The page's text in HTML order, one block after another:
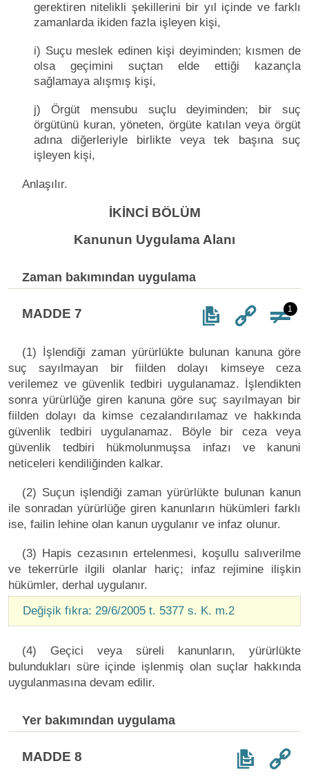
gerektiren nitelikli şekillerini bir yıl içinde ve farklı
zamanlarda ikiden fazla işleyen kişi,
i) Suçu meslek edinen kişi deyiminden; kısmen de
olsa geçimini suçtan elde ettiği kazançla
sağlamaya alışmış kişi,
j) Örgüt mensubu suçlu deyiminden; bir suç
örgütünü kuran, yöneten, örgüte katılan veya örgüt
adına diğerleriyle birlikte veya tek başına suç
işleyen kişi,
Anlaşılır.
İKİNCİ BÖLÜM
Kanunun Uygulama Alanı
Zaman bakımından uygulama
MADDE 7 1
(1) İşlendiği zaman yürürlükte bulunan kanuna göre
suç sayılmayan bir fiilden dolayı kimseye ceza
verilemez ve güvenlik tedbiri uygulanamaz. İşlendikten
sonra yürürlüğe giren kanuna göre suç sayılmayan bir
fiilden dolayı da kimse cezalandırılamaz ve hakkında
güvenlik tedbiri uygulanamaz. Böyle bir ceza veya
güvenlik tedbiri hükmolunmuşsa infazı ve kanuni
neticeleri kendiliğinden kalkar.
(2) Suçun işlendiği zaman yürürlükte bulunan kanun
ile sonradan yürürlüğe giren kanunların hükümleri farklı
ise, failin lehine olan kanun uygulanır ve infaz olunur.
(3) Hapis cezasının ertelenmesi, koşullu salıverilme
ve tekerrürle ilgili olanlar hariç; infaz rejimine ilişkin
hükümler, derhal uygulanır.
Değişik fıkra: 29/6/2005 t. 5377 s. K. m.2
(4) Geçici veya süreli kanunların, yürürlükte
bulundukları süre içinde işlenmiş olan suçlar hakkında
uygulanmasına devam edilir.
Yer bakımından uygulama
MADDE 8